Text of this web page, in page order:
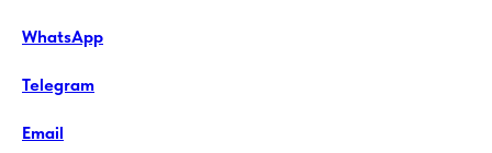
WhatsApp
Telegram
Email